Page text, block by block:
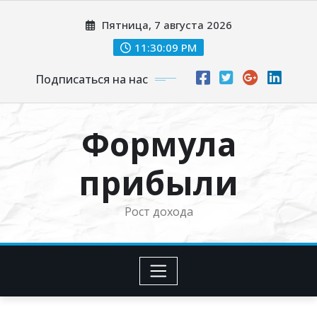
Пятница, 7 августа 2026
11:30:10 PM
Подписаться на нас
Формула
прибыли
Рост дохода